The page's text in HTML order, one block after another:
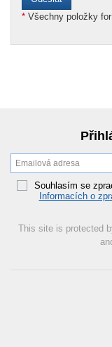
* Všechny položky
Souhlasím se
Informacích o
This site is protected